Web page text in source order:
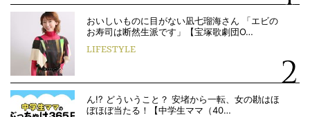
おいしいものに目がない凪七瑠海さん 「エビの
お寿司は断然生派です」【宝塚歌劇団O…
LIFESTYLE
ん!? どういうこと？ 安堵から一転、女の勘はほ
ぼほぼ当たる！【中学生ママ（40…